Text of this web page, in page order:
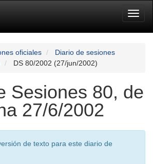
oficiales
Diario de sesiones
DS 80/2002 (27/jun/2002)
Sesiones 80, de
27/6/2002
de texto para este diario de